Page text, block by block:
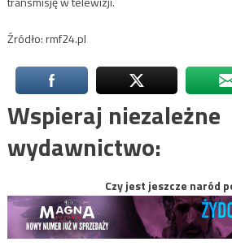
Źródło: rmf24.pl
Wspieraj niezależne
wydawnictwo:
Czy jest jeszcze naród